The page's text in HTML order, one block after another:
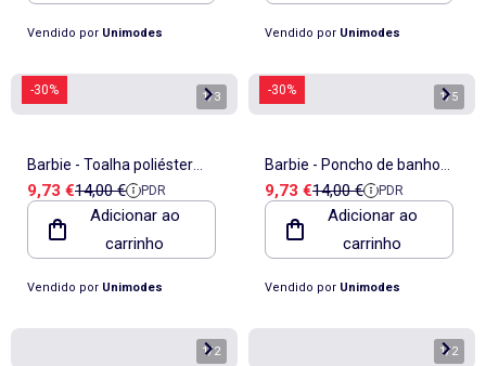
Vendido por Unimodes Vendido por Unimodes
-30% 1/3
Barbie - Toalha poliéster
menina
Preço de venda
9,73 €Preço de referência
14,00 € PDR
Adicionar ao
carrinho
Vendido por Unimodes
-30% 1/5
Barbie - Poncho de banho
com estampa menina
Preço de venda
9,73 €Preço de referência
14,00 € PDR
Adicionar ao
carrinho
Vendido por Unimodes
1/2 1/2